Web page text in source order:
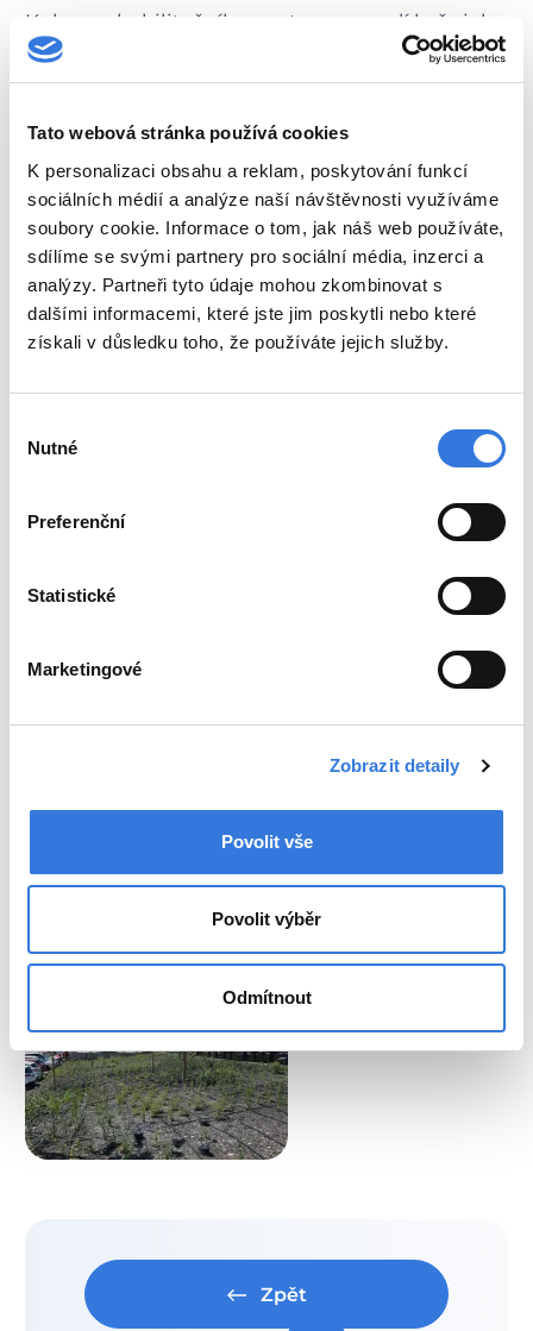
Tato webová stránka používá cookies
K personalizaci obsahu a reklam, poskytování funkcí
sociálních médií a analýze naší návštěvnosti využíváme
soubory cookie. Informace o tom, jak náš web používáte,
sdílíme se svými partnery pro sociální média, inzerci a
analýzy. Partneři tyto údaje mohou zkombinovat s
dalšími informacemi, které jste jim poskytli nebo které
získali v důsledku toho, že používáte jejich služby.
souhlasu
Nutné
Preferenční
Statistické
Marketingové
Zobrazit detaily
Povolit vše
Povolit výběr
Odmítnout
Kolem rehabilitačního centra se vysadí keře jako
svída, trojpuk, hroznovec, kolkvície, šeřík. Růst
tady budou tisíce tulipánů, narcisů, sasanek,
či kakosty. Celek slibuje celoroční efekt kvetení,
textur a barev.
Markéta Zikmundová
Zpět